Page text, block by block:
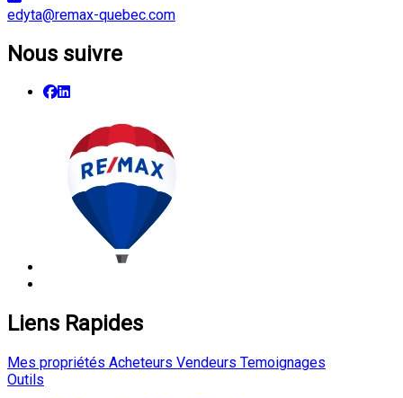
edyta@remax-quebec.com
Nous suivre
Liens Rapides
Mes propriétés Acheteurs Vendeurs Temoignages
Outils